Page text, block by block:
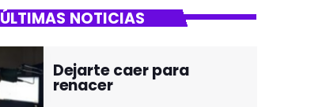
ÚLTIMAS NOTICIAS
Dejarte caer para
renacer